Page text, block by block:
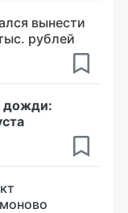
вынести
рублей
дожди: